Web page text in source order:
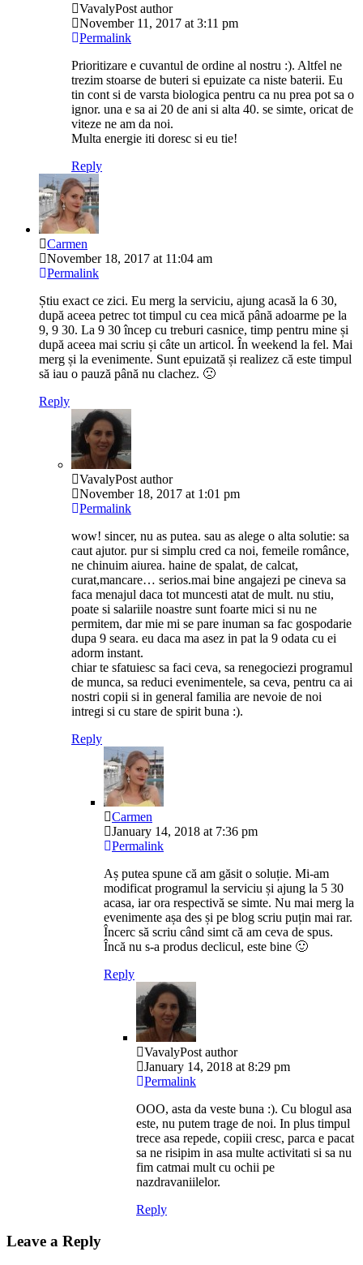
VavalyPost author
November 11, 2017 at 3:11 pm
Permalink
Prioritizare e cuvantul de ordine al nostru :). Altfel ne
trezim stoarse de buteri si epuizate ca niste baterii. Eu
tin cont si de varsta biologica pentru ca nu prea pot sa o
ignor. una e sa ai 20 de ani si alta 40. se simte, oricat de
viteze ne am da noi.
Multa energie iti doresc si eu tie!
Reply
Carmen
November 18, 2017 at 11:04 am
Permalink
Știu exact ce zici. Eu merg la serviciu, ajung acasă la 6 30,
după aceea petrec tot timpul cu cea mică până adoarme pe la
9, 9 30. La 9 30 încep cu treburi casnice, timp pentru mine și
după aceea mai scriu și câte un articol. În weekend la fel. Mai
merg și la evenimente. Sunt epuizată și realizez că este timpul
să iau o pauză până nu clachez. 🙁
Reply
VavalyPost author
November 18, 2017 at 1:01 pm
Permalink
wow! sincer, nu as putea. sau as alege o alta solutie: sa
caut ajutor. pur si simplu cred ca noi, femeile românce,
ne chinuim aiurea. haine de spalat, de calcat,
curat,mancare… serios.mai bine angajezi pe cineva sa
faca menajul daca tot muncesti atat de mult. nu stiu,
poate si salariile noastre sunt foarte mici si nu ne
permitem, dar mie mi se pare inuman sa fac gospodarie
dupa 9 seara. eu daca ma asez in pat la 9 odata cu ei
adorm instant.
chiar te sfatuiesc sa faci ceva, sa renegociezi programul
de munca, sa reduci evenimentele, sa ceva, pentru ca ai
nostri copii si in general familia are nevoie de noi
intregi si cu stare de spirit buna :).
Reply
Carmen
January 14, 2018 at 7:36 pm
Permalink
Aș putea spune că am găsit o soluție. Mi-am
modificat programul la serviciu și ajung la 5 30
acasa, iar ora respectivă se simte. Nu mai merg la
evenimente așa des și pe blog scriu puțin mai rar.
Încerc să scriu când simt că am ceva de spus.
Încă nu s-a produs declicul, este bine 🙂
Reply
VavalyPost author
January 14, 2018 at 8:29 pm
Permalink
OOO, asta da veste buna :). Cu blogul asa
este, nu putem trage de noi. In plus timpul
trece asa repede, copiii cresc, parca e pacat
sa ne risipim in asa multe activitati si sa nu
fim catmai mult cu ochii pe
nazdravaniilelor.
Reply
Leave a Reply